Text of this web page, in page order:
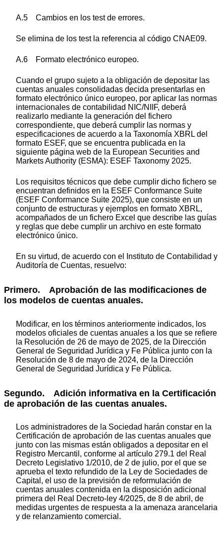
A.5 Cambios en los test de errores.
Se elimina de los test la referencia al código CNAE09.
A.6 Formato electrónico europeo.
Cuando el grupo sujeto a la obligación de depositar las
cuentas anuales consolidadas decida presentarlas en
formato electrónico único europeo, por aplicar las normas
internacionales de contabilidad NIC/NIIF, deberá
realizarlo mediante la generación del fichero
correspondiente, que deberá cumplir las normas y
especificaciones de acuerdo a la Taxonomía XBRL del
formato ESEF, que se encuentra publicada en la
siguiente página web de la European Securities and
Markets Authority (ESMA): ESEF Taxonomy 2025.
Los requisitos técnicos que debe cumplir dicho fichero se
encuentran definidos en la ESEF Conformance Suite
(ESEF Conformance Suite 2025), que consiste en un
conjunto de estructuras y ejemplos en formato XBRL,
acompañados de un fichero Excel que describe las guías
y reglas que debe cumplir un archivo en este formato
electrónico único.
En su virtud, de acuerdo con el Instituto de Contabilidad y
Auditoría de Cuentas, resuelvo:
Primero. Aprobación de las modificaciones de
los modelos de cuentas anuales.
Modificar, en los términos anteriormente indicados, los
modelos oficiales de cuentas anuales a los que se refiere
la Resolución de 26 de mayo de 2025, de la Dirección
General de Seguridad Jurídica y Fe Pública junto con la
Resolución de 8 de mayo de 2024, de la Dirección
General de Seguridad Jurídica y Fe Pública.
Segundo. Adición informativa en la Certificación
de aprobación de las cuentas anuales.
Los administradores de la Sociedad harán constar en la
Certificación de aprobación de las cuentas anuales que
junto con las mismas están obligados a depositar en el
Registro Mercantil, conforme al artículo 279.1 del Real
Decreto Legislativo 1/2010, de 2 de julio, por el que se
aprueba el texto refundido de la Ley de Sociedades de
Capital, el uso de la previsión de reformulación de
cuentas anuales contenida en la disposición adicional
primera del Real Decreto-ley 4/2025, de 8 de abril, de
medidas urgentes de respuesta a la amenaza arancelaria
y de relanzamiento comercial.